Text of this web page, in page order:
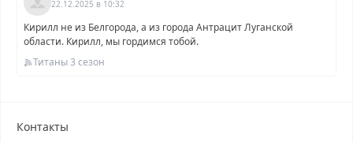
22.12.2025 в 10:32
Кирилл не из Белгорода, а из города Антрацит Луганской
области. Кирилл, мы гордимся тобой.
Титаны 3 сезон
Контакты